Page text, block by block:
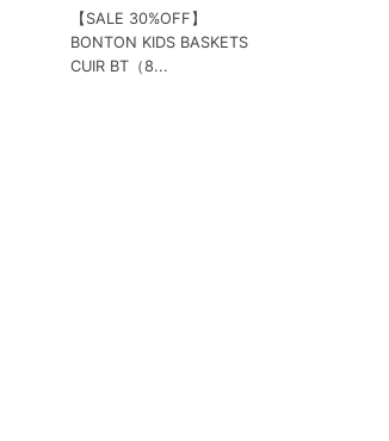
【SALE 30%OFF】
BONTON KIDS BASKETS
CUIR BT（8...